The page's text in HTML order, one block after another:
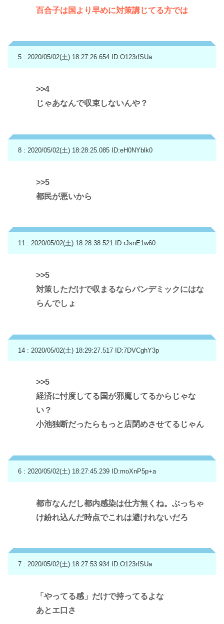
百合子は国より早めに対策講じてる方では
5 : 2020/05/02(土) 18:27:26.654 ID:O123rfSUa
>>4
じゃあなんで収束しないんや？
8 : 2020/05/02(土) 18:28:25.085 ID:eH0NYblk0
>>5
都民が悪いから
11 : 2020/05/02(土) 18:28:38.521 ID:rJsnE1w60
>>5
対策しただけで収まるならパンデミックにはな
らんでしょ
14 : 2020/05/02(土) 18:29:27.517 ID:7DVCghY3p
>>5
経済に忖度してる国が邪魔してるからじゃな
い？
小池独断だったらもっと店閉めさせてるじゃん
6 : 2020/05/02(土) 18:27:45.239 ID:moXnP5p+a
都市なんだし都内感染は仕方無くね。ぶっちゃ
け紛れ込んだ時点でこれは避けれないだろ
7 : 2020/05/02(土) 18:27:53.934 ID:O123rfSUa
「やってる感」だけで持ってるよな
あとエ口さ